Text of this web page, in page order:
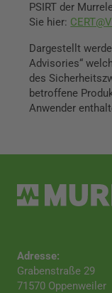
PSIRT der
Sie hier:
Dargestellt
Advisories“
des
betroffene
Anwender
Adresse:
Grabenstraße 29
71570 Oppenweiler